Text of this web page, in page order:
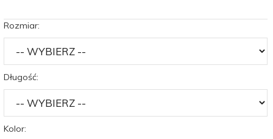
Rozmiar:
Długość:
Kolor: